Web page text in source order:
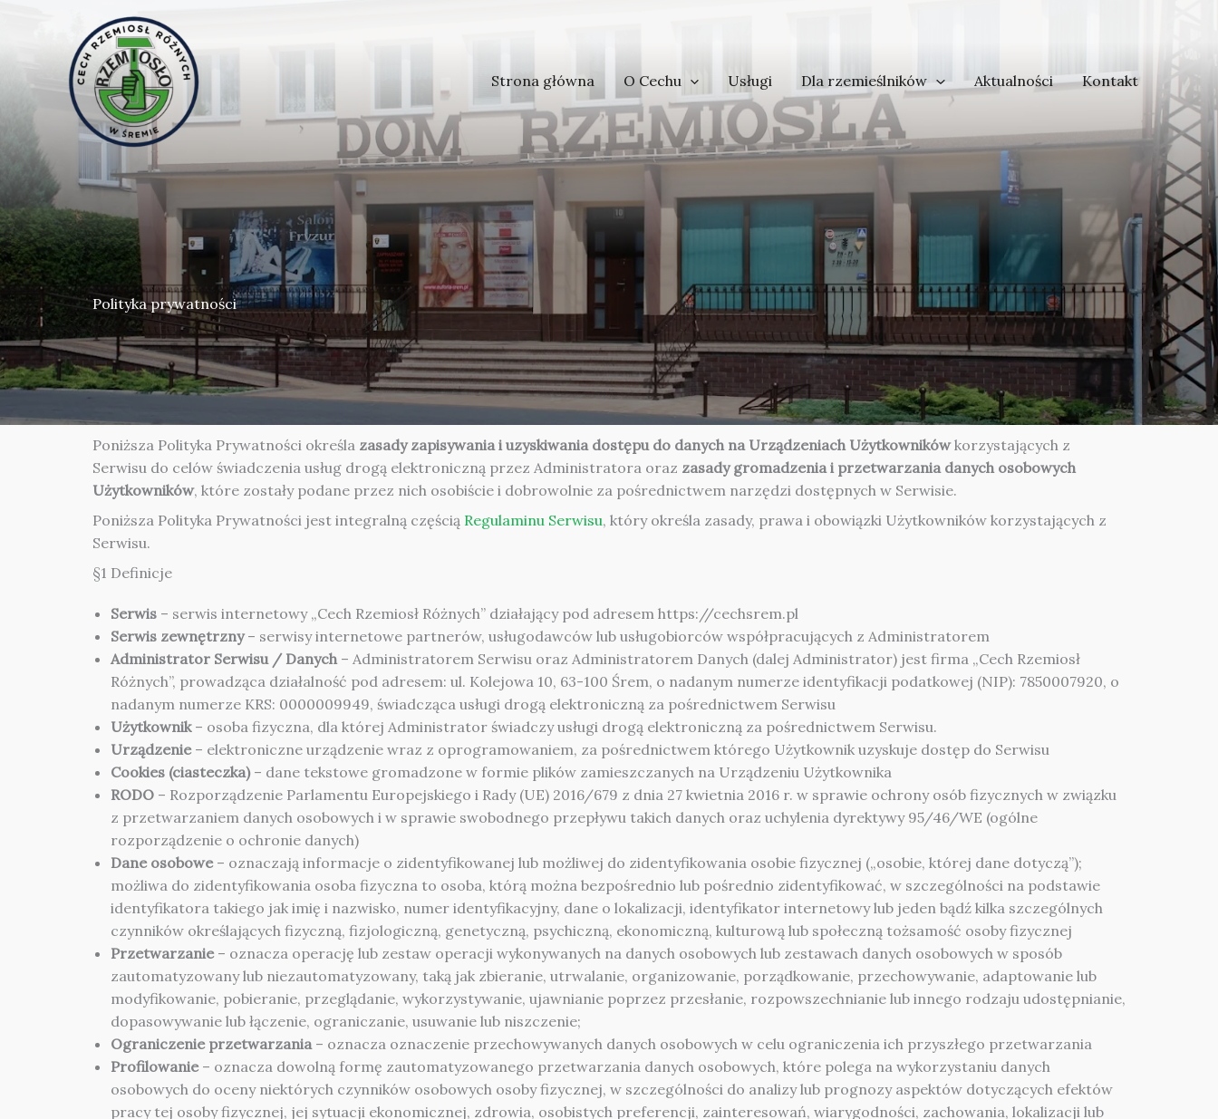
Strona główna
O Cechu Usługi Dla rzemieślników Aktualności Kontakt
Polityka prywatności
Poniższa Polityka Prywatności określa zasady zapisywania i uzyskiwania dostępu do danych na Urządzeniach Użytkownikówkorzystających z
Serwisu do celów świadczenia usług drogą elektroniczną przez Administratora oraz zasady gromadzenia i przetwarzania danych osobowych
Użytkowników, które zostały podane przez nich osobiście i dobrowolnie za pośrednictwem narzędzi dostępnych w Serwisie.
Poniższa Polityka Prywatności jest integralną częścią Regulaminu Serwisu, który określa zasady, prawa i obowiązki Użytkowników korzystających z
Serwisu.
§1 Definicje
Serwis – serwis internetowy „Cech Rzemiosł Różnych” działający pod adresem https://cechsrem.pl
Serwis zewnętrzny– serwisy internetowe partnerów, usługodawców lub usługobiorców współpracujących z Administratorem
Administrator Serwisu / Danych – Administratorem Serwisu oraz Administratorem Danych (dalej Administrator) jest firma „Cech Rzemiosł
Różnych”, prowadząca działalność pod adresem: ul. Kolejowa 10, 63-100 Śrem, o nadanym numerze identyfikacji podatkowej (NIP): 7850007920, o
nadanym numerze KRS: 0000009949, świadcząca usługi drogą elektroniczną za pośrednictwem Serwisu
Użytkownik– osoba fizyczna, dla której Administrator świadczy usługi drogą elektroniczną za pośrednictwem Serwisu.
Urządzenie– elektroniczne urządzenie wraz z oprogramowaniem, za pośrednictwem którego Użytkownik uzyskuje dostęp do Serwisu
Cookies (ciasteczka)– dane tekstowe gromadzone w formie plików zamieszczanych na Urządzeniu Użytkownika
RODO – Rozporządzenie Parlamentu Europejskiego i Rady (UE) 2016/679 z dnia 27 kwietnia 2016 r. w sprawie ochrony osób fizycznych w związku
z przetwarzaniem danych osobowych i w sprawie swobodnego przepływu takich danych oraz uchylenia dyrektywy 95/46/WE (ogólne
rozporządzenie o ochronie danych)
Dane osobowe– oznaczają informacje o zidentyfikowanej lub możliwej do zidentyfikowania osobie fizycznej („osobie, której dane dotyczą”);
możliwa do zidentyfikowania osoba fizyczna to osoba, którą można bezpośrednio lub pośrednio zidentyfikować, w szczególności na podstawie
identyfikatora takiego jak imię i nazwisko, numer identyfikacyjny, dane o lokalizacji, identyfikator internetowy lub jeden bądź kilka szczególnych
czynników określających fizyczną, fizjologiczną, genetyczną, psychiczną, ekonomiczną, kulturową lub społeczną tożsamość osoby fizycznej
Przetwarzanie– oznacza operację lub zestaw operacji wykonywanych na danych osobowych lub zestawach danych osobowych w sposób
zautomatyzowany lub niezautomatyzowany, taką jak zbieranie, utrwalanie, organizowanie, porządkowanie, przechowywanie, adaptowanie lub
modyfikowanie, pobieranie, przeglądanie, wykorzystywanie, ujawnianie poprzez przesłanie, rozpowszechnianie lub innego rodzaju udostępnianie,
dopasowywanie lub łączenie, ograniczanie, usuwanie lub niszczenie;
Ograniczenie przetwarzania – oznacza oznaczenie przechowywanych danych osobowych w celu ograniczenia ich przyszłego przetwarzania
Profilowanie– oznacza dowolną formę zautomatyzowanego przetwarzania danych osobowych, które polega na wykorzystaniu danych
osobowych do oceny niektórych czynników osobowych osoby fizycznej, w szczególności do analizy lub prognozy aspektów dotyczących efektów
pracy tej osoby fizycznej, jej sytuacji ekonomicznej, zdrowia, osobistych preferencji, zainteresowań, wiarygodności, zachowania, lokalizacji lub